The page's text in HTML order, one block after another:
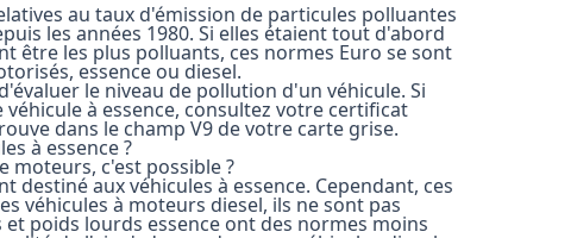
au taux d'émission de particules polluantes
les années 1980. Si elles étaient tout d'abord
être les plus polluants, ces normes Euro se sont
essence ou diesel.
le niveau de pollution d'un véhicule. Si
à essence, consultez votre certificat
dans le champ V9 de votre carte grise.
à essence ?
moteurs, c'est possible ?
destiné aux véhicules à essence. Cependant, ces
véhicules à moteurs diesel, ils ne sont pas
poids lourds essence ont des normes moins